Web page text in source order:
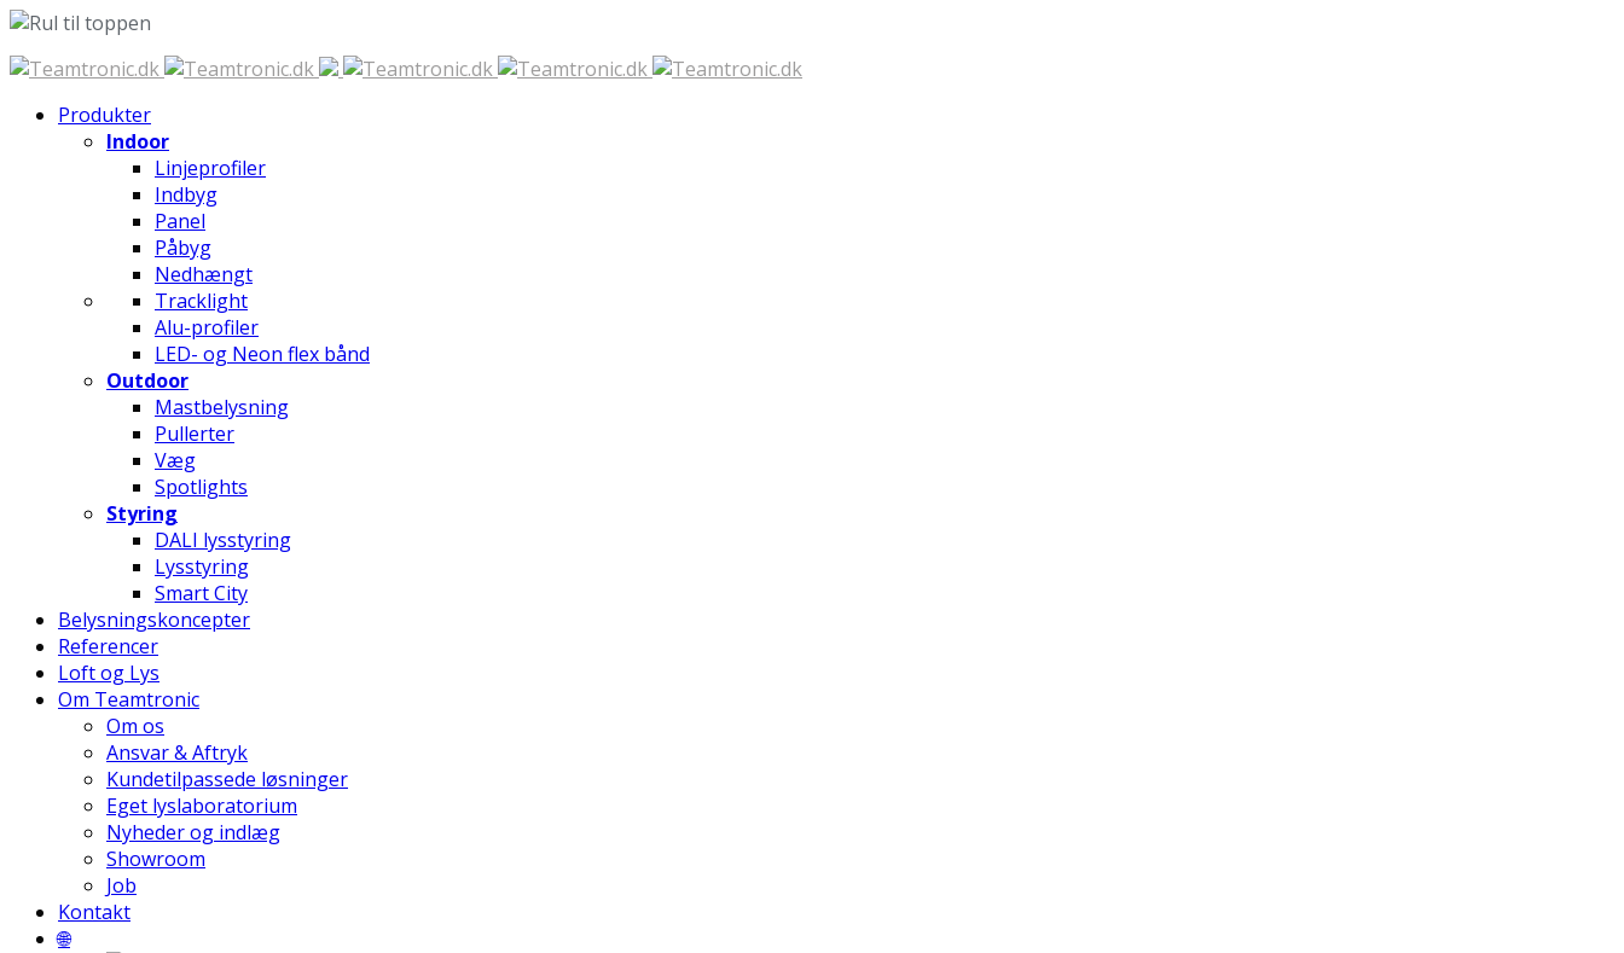
Spring
indholdProdukter
Indoor
Linjeprofiler
Indbyg
Panel
Påbyg
Nedhængt
Tracklight
Alu-profiler
LED- og Neon flex bånd
Outdoor
Mastbelysning
Pullerter
Væg
Spotlights
Styring
DALI lysstyring
Lysstyring
Smart City
Belysningskoncepter
Referencer
Loft og Lys
Om Teamtronic
Om os
Ansvar & Aftryk
Kundetilpassede løsninger
Eget lyslaboratorium
Nyheder og indlæg
Showroom
Job
Kontakt
🌐